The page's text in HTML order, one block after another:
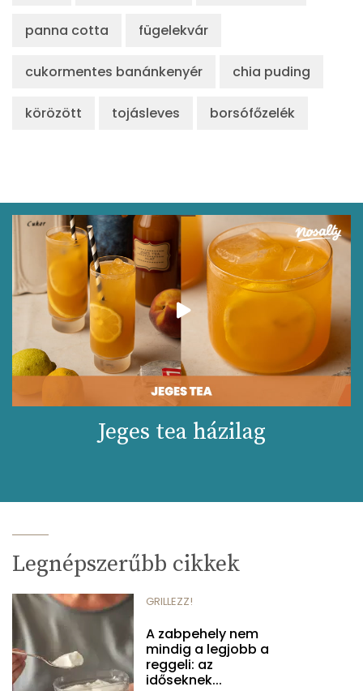
panna cotta fügelekvár
cukormentes banánkenyér chia puding
körözött tojásleves borsófőzelék
Jeges tea házilag
Legnépszerűbb cikkek
GRILLEZZ!
A zabpehely nem
mindig a legjobb a
reggeli: az
időseknek...